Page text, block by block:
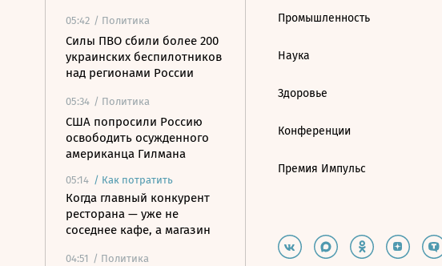
05:42 / Политика
Силы ПВО сбили более 200
украинских беспилотников
над регионами России
05:34 / Политика
США попросили Россию
освободить осужденного
американца Гилмана
05:14 / Как потратить
Когда главный конкурент
ресторана — уже не
соседнее кафе, а магазин
04:51 / Политика
Промышленность
Наука
Здоровье
Конференции
Премия Импульс